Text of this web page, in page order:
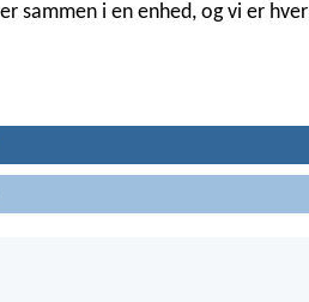
sammen i en enhed, og vi er hver